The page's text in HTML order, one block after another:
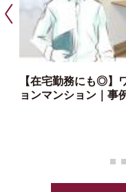
【在宅勤務にも◎】
ョンマンション｜事